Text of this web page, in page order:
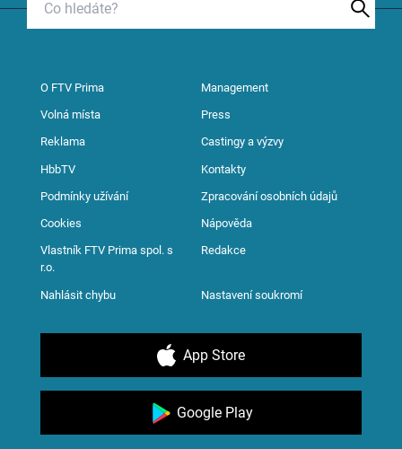
O FTV Prima Management
Volná místa Press
Reklama Castingy a výzvy
HbbTV Kontakty
Podmínky užívání Zpracování osobních údajů
Cookies Nápověda
Vlastník FTV Prima spol. s
r.o.
Redakce
Nahlásit chybu Nastavení soukromí
App Store
Google Play